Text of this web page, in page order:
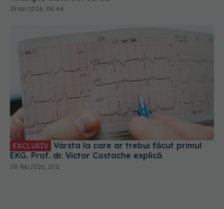
EXCLUSIV Vârsta la care ar trebui făcut primul
EKG. Prof. dr. Victor Costache explică
08 feb 2026, 13:11